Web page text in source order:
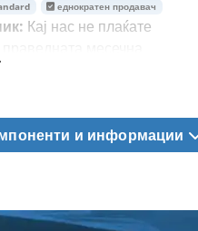
еднократен продавач
Кај нас не плаќате
вашиот тариф веќе
и информации